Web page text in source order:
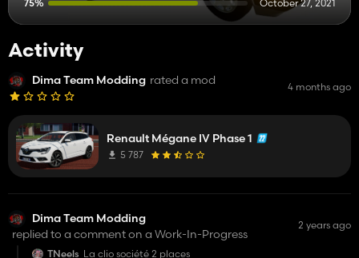
75% October 27, 2021
Activity
Dima Team Modding rated a mod 4 months ago
Renault Mégane IV Phase 1
5 787
Dima Team Modding
replied to a comment on a Work-In-Progress
2 years ago
TNeels La clio société 2 places